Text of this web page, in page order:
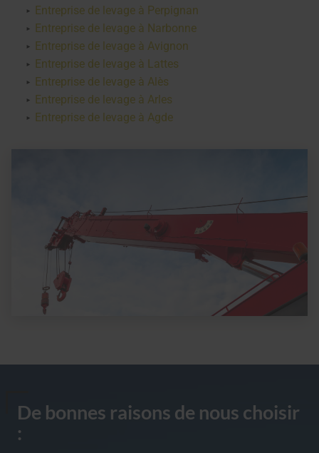
Entreprise de levage à Perpignan
Entreprise de levage à Narbonne
Entreprise de levage à Avignon
Entreprise de levage à Lattes
Entreprise de levage à Alès
Entreprise de levage à Arles
Entreprise de levage à Agde
De bonnes raisons de nous choisir
: